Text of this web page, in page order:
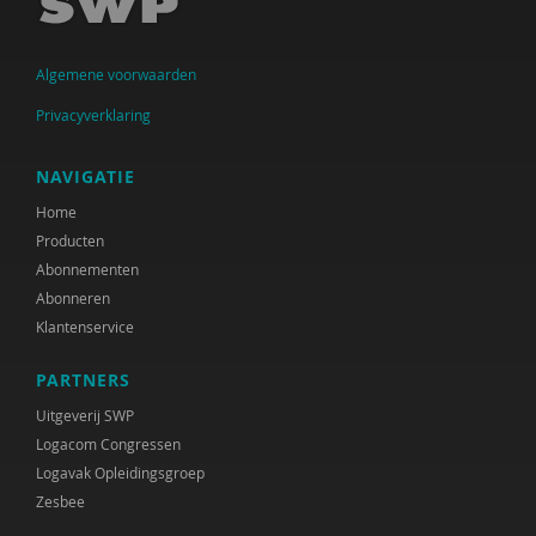
S.M. Babovic
Jenthe Baeyens
Patricia Bakker
Ria Balm
Eva-Maria den Balvert
Fiet van Beek
Ton Beekman
Ferdi Bekken en Gerda de Groot
Inge Belderbos-Jansen
Deirdre Beneken genaamd Kolmer
Algemene voorwaarden
Privacyverklaring
NAVIGATIE
Home
Producten
Abonnementen
Abonneren
Klantenservice
PARTNERS
Uitgeverij SWP
Logacom Congressen
Logavak Opleidingsgroep
Zesbee